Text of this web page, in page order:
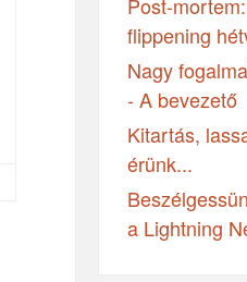
flippening
Nagy
- A bevezető
Kitartás,
érünk...
a Lightning